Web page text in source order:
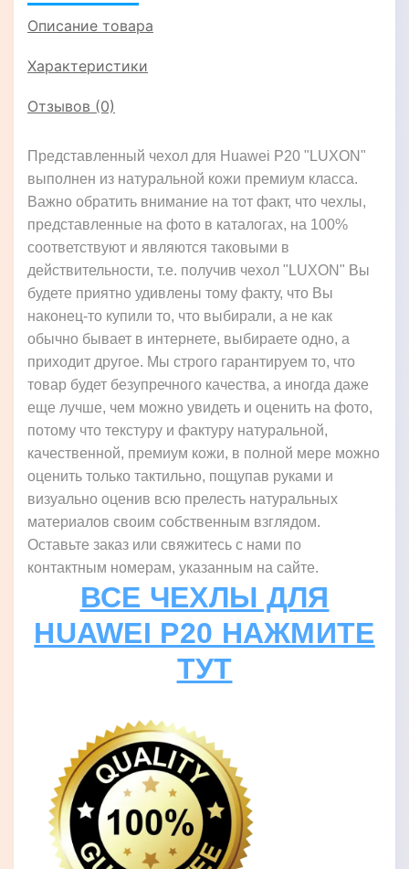
Описание товара
Характеристики
Отзывов (0)
Представленный чехол для Huawei P20 "LUXON"
выполнен из натуральной кожи премиум класса.
Важно обратить внимание на тот факт, что чехлы,
представленные на фото в каталогах, на 100%
соответствуют и являются таковыми в
действительности, т.е. получив чехол "LUXON" Вы
будете приятно удивлены тому факту, что Вы
наконец-то купили то, что выбирали, а не как
обычно бывает в интернете, выбираете одно, а
приходит другое. Мы строго гарантируем то, что
товар будет безупречного качества, а иногда даже
еще лучше, чем можно увидеть и оценить на фото,
потому что текстуру и фактуру натуральной,
качественной, премиум кожи, в полной мере можно
оценить только тактильно, пощупав руками и
визуально оценив всю прелесть натуральных
материалов своим собственным взглядом.
Оставьте заказ или свяжитесь с нами по
контактным номерам, указанным на сайте.
ВСЕ ЧЕХЛЫ ДЛЯ
HUAWEI P20 НАЖМИТЕ
ТУТ